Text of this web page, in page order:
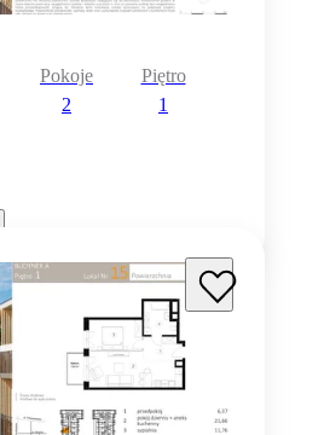
Pokoje
2
Piętro
1